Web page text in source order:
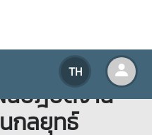
TH
วนาเชิงปฎิบัติ
นปฎิบัติงาน
กลยุทธ์